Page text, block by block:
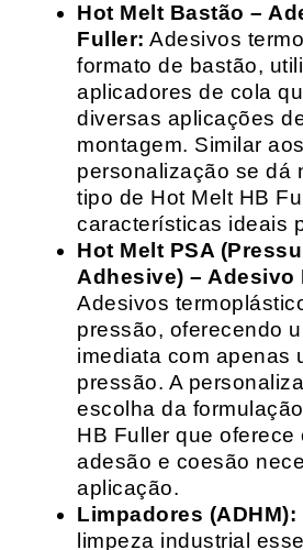
Hot Melt Bastão –
Fuller: Adesivos
formato de bastão,
aplicadores de cola
diversas aplicações
montagem. Similar
personalização se dá
tipo de Hot Melt HB
características ideais
Hot Melt PSA
Adhesive) – Adesivo
Adesivos
pressão, oferecendo
imediata com apenas
pressão. A
escolha da
HB Fuller que
adesão e coesão
aplicação.
Limpadores (ADHM):
limpeza industrial